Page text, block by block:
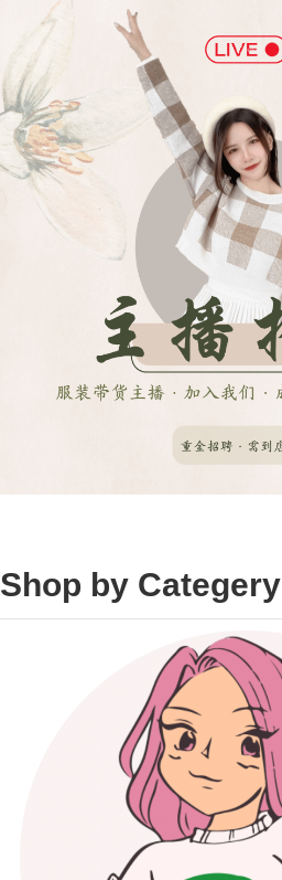
Shop by Categery